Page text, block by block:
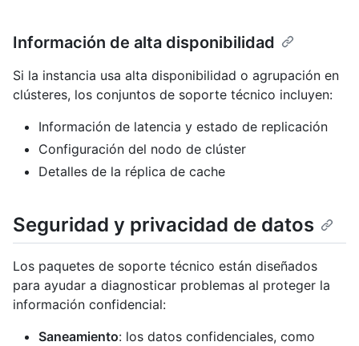
Información de alta disponibilidad
Si la instancia usa alta disponibilidad o agrupación en
clústeres, los conjuntos de soporte técnico incluyen:
Información de latencia y estado de replicación
Configuración del nodo de clúster
Detalles de la réplica de cache
Seguridad y privacidad de datos
Los paquetes de soporte técnico están diseñados
para ayudar a diagnosticar problemas al proteger la
información confidencial:
Saneamiento: los datos confidenciales, como